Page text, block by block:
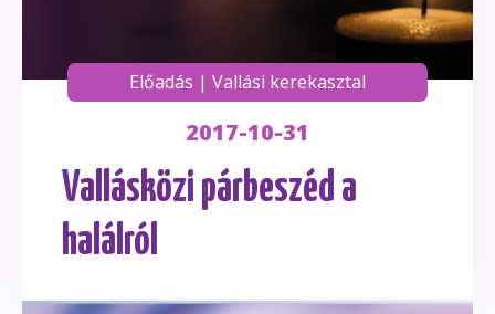
Előadás | Vallási kerekasztal
2017-10-31
Vallásközi párbeszéd a
halálról